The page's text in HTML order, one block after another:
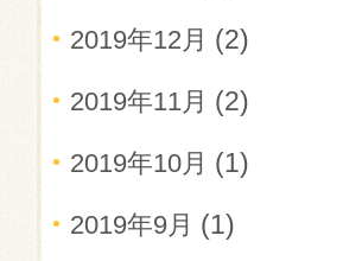
2019年12月 (2)
2019年11月 (2)
2019年10月 (1)
2019年9月 (1)